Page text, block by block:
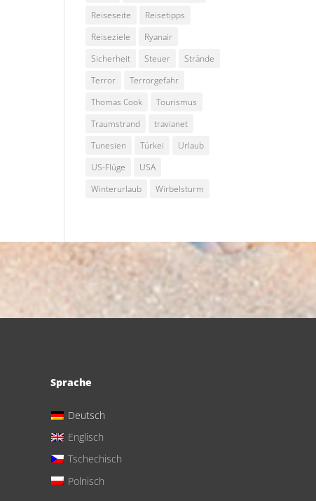
Reiseseite
Reisetipps
Reiseziele
Ryanair
Sicherheit
Steuer
Strände
Terror
Terrorgefahr
Thomas Cook
Tourismus
Traumstrand
travianet
Tunesien
Türkei
Urlaub
US-Flüge
USA
Winterurlaub
Wirbelsturm
Sprache
Deutsch
Englisch
Tschechisch
Polnisch